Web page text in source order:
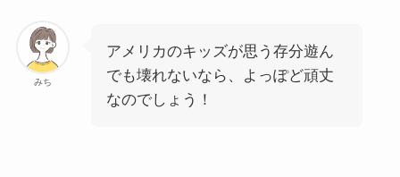
みち
アメリカのキッズが思う存分遊ん
でも壊れないなら、よっぽど頑丈
なのでしょう！